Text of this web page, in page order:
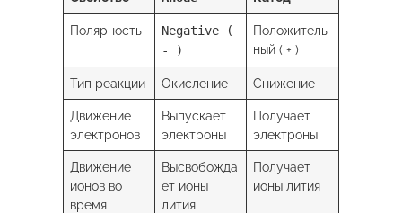
Полярность
Negative (
- )
Положитель
ный ( + )
Тип реакции Окисление Снижение
Движение
электронов
Выпускает
электроны
Получает
электроны
Движение
ионов во
время
Высвобожда
ет ионы
лития
Получает
ионы лития